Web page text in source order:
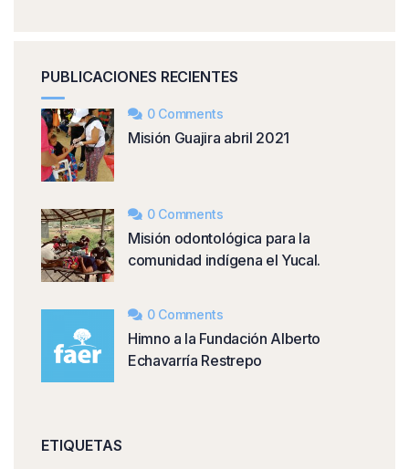
PUBLICACIONES RECIENTES
0 Comments
Misión Guajira abril 2021
0 Comments
Misión odontológica para la
comunidad indígena el Yucal.
0 Comments
Himno a la Fundación Alberto
Echavarría Restrepo
ETIQUETAS